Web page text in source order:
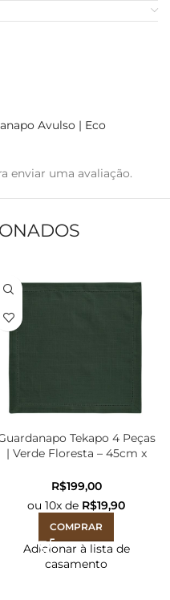
Avulso | Eco
enviar uma avaliação.
Tekapo 4 Peças
| Verde Floresta – 45cm x
R$
ou 10x de R$19,90
COMPRAR
Adicionar à lista de
casamento